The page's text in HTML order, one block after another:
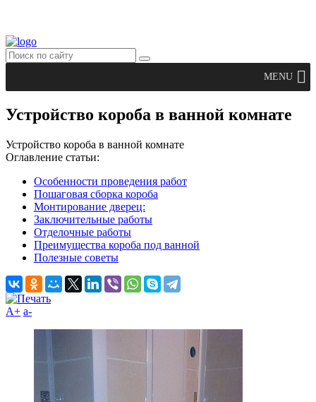
MENU
Устройство короба в ванной комнате
Устройство короба в ванной комнате
Оглавление статьи:
Особенности проведения работ
Пошаговая сборка короба
Монтирование дверец:
Заключительные работы
Отделочные работы
Преимущества короба под ванной
Полезные советы
A+ а-